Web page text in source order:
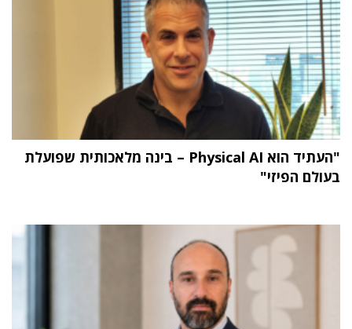
"העתיד הוא Physical AI – בינה מלאכותית שפועלת
בעולם הפיזי"